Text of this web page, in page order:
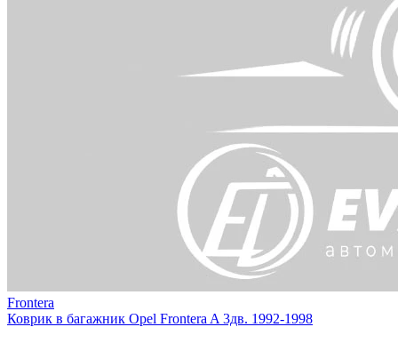
Frontera
Коврик в багажник Opel Frontera A 3дв. 1992-1998